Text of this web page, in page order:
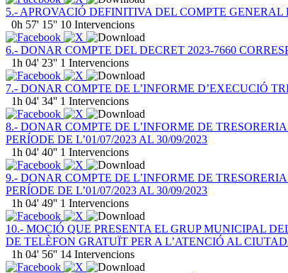
5.- APROVACIÓ DEFINITIVA DEL COMPTE GENERAL
0h 57' 15'' 10 Intervencions
6.- DONAR COMPTE DEL DECRET 2023-7660
1h 04' 23'' 1 Intervencions
7.- DONAR COMPTE DE L’INFORME D’EXECUCIÓ
1h 04' 34'' 1 Intervencions
8.- DONAR COMPTE DE L’INFORME DE
PERÍODE DE L’01/07/2023 AL 30/09/2023
1h 04' 40'' 1 Intervencions
9.- DONAR COMPTE DE L’INFORME DE
PERÍODE DE L’01/07/2023 AL 30/09/2023
1h 04' 49'' 1 Intervencions
10.- MOCIÓ QUE PRESENTA EL GRUP MUNICIPAL
DE TELÈFON GRATUÏT PER A L’ATENCIÓ AL
1h 04' 56'' 14 Intervencions